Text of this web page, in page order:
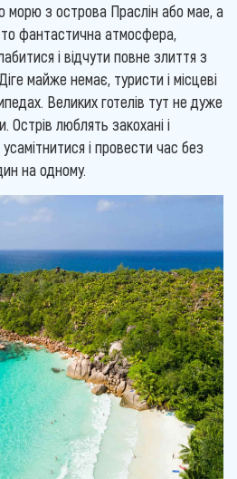
з острова Праслін або мае, а
фантастична атмосфера,
і відчути повне злиття з
майже немає, туристи і місцеві
Великих готелів тут не дуже
Острів люблять закохані і
і провести час без
на одному.